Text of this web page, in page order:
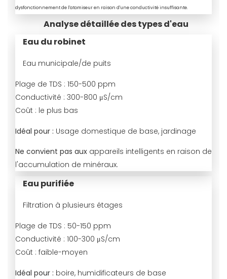
dysfonctionnement de l'atomiseur en raison d'une conductivité insuffisante.
Analyse détaillée des types d'eau
Eau du robinet
Eau municipale/de puits
Plage de TDS : 150-500 ppm
Conductivité : 300-800 μS/cm
Coût : le plus bas
Idéal pour : Usage domestique de base, jardinage
Ne convient pas aux appareils intelligents en raison de
l'accumulation de minéraux.
Eau purifiée
Filtration à plusieurs étages
Plage de TDS : 50-150 ppm
Conductivité : 100-300 μS/cm
Coût : faible-moyen
Idéal pour : boire, humidificateurs de base